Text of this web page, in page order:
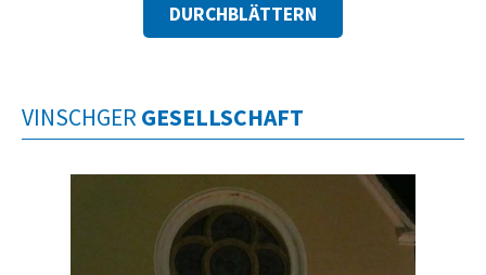
DURCHBLÄTTERN
VINSCHGER GESELLSCHAFT